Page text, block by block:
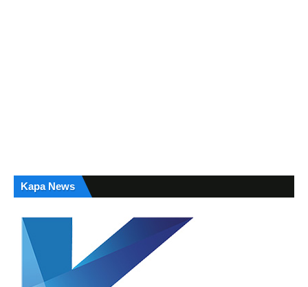
Kapa News